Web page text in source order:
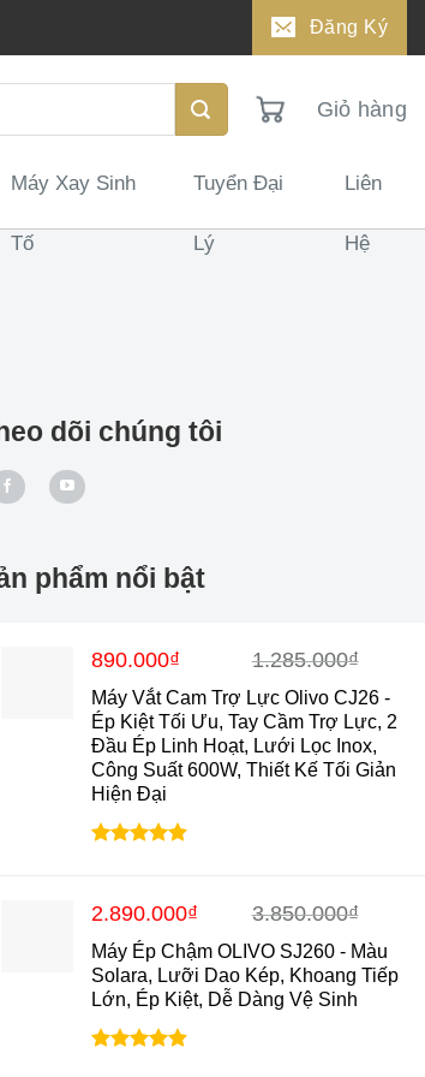
Đăng Ký
Giỏ hàng
Máy Xay Sinh
Tố
Tuyển Đại
Lý
Liên
Hệ
dõi chúng tôi
phẩm nổi bật
Máy Vắt Cam Trợ Lực Olivo CJ26 -
Ép Kiệt Tối Ưu, Tay Cầm Trợ Lực, 2
Đầu Ép Linh Hoạt, Lưới Lọc Inox,
Công Suất 600W, Thiết Kế Tối Giản
Hiện Đại
1.285.000₫
Giá
là:
1.285.000₫.
890.000₫
Giá
tại
là:
890.000₫.
Máy Ép Chậm OLIVO SJ260 - Màu
Solara, Lưỡi Dao Kép, Khoang Tiếp
Lớn, Ép Kiệt, Dễ Dàng Vệ Sinh
3.850.000₫
Giá
là:
3.850.000₫.
2.890.000₫
Giá
tại
là:
2.890.000₫.